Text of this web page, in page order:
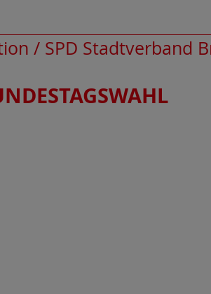
/ SPD Stadtverband